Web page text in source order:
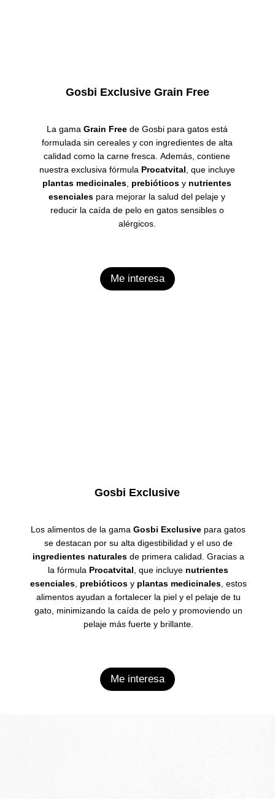
Gosbi Exclusive Grain Free
La gama Grain Freede Gosbi para gatos está
formulada sin cereales y con ingredientes de alta
calidad como la carne fresca.Además, contiene
nuestra exclusiva fórmula Procatvital , que incluye
plantas medicinales prebióticosy nutrientes
esenciales para mejorar la salud del pelaje y
reducir la caída de pelo en gatos sensibles o
alérgicos.
Me interesa
Gosbi Exclusive
Los alimentos de la gamaGosbi Exclusive para gatos
se destacan por su alta digestibilidad y el uso de
ingredientes naturalesde primera calidad. Gracias a
la fórmula Procatvital , que incluye nutrientes
esenciales, prebióticos y plantas medicinales, estos
alimentos ayudan a fortalecer la piel y el pelaje de tu
gato, minimizando la caída de pelo y promoviendo un
pelaje más fuerte y brillante.
Me interesa